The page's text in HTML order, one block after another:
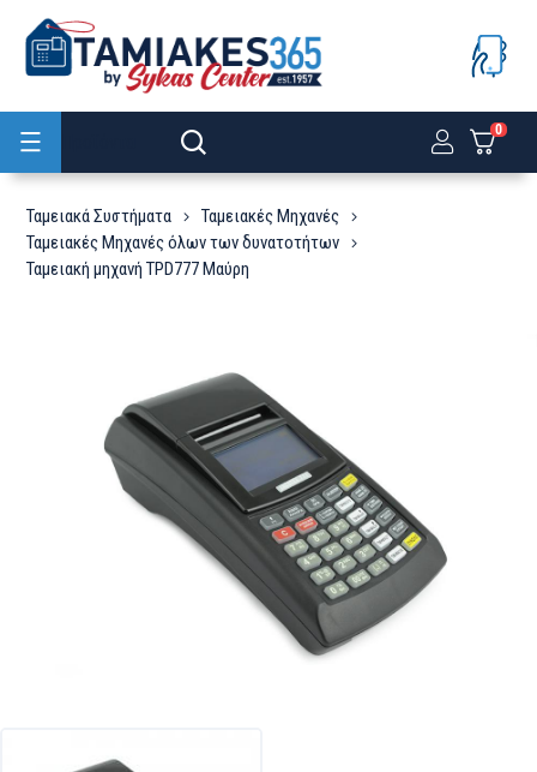
0
Ταμειακά Συστήματα
Ταμειακές Μηχανές
Ταμειακές Μηχανές όλων των δυνατοτήτων
Ταμειακή μηχανή TPD777 Μαύρη